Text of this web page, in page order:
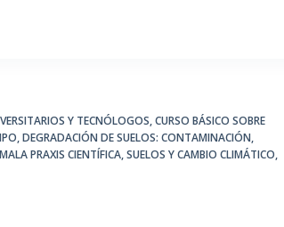
Y TECNÓLOGOS,CURSO BÁSICO SOBRE
,DEGRADACIÓN DE SUELOS: CONTAMINACIÓN,
PRAXIS CIENTÍFICA,SUELOS Y CAMBIO CLIMÁTICO,